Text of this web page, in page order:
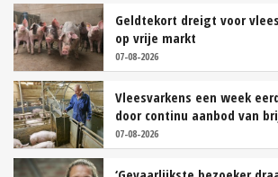
Geldtekort dreigt voor
op vrije markt
07-08-2026
Vleesvarkens een week
door continu aanbod van
07-08-2026